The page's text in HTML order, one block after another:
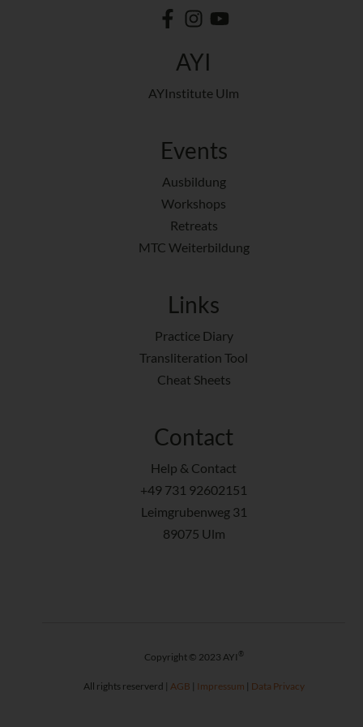
AYI
AYInstitute Ulm
Events
Ausbildung
Workshops
Retreats
MTC Weiterbildung
Links
Practice Diary
Transliteration Tool
Cheat Sheets
Contact
Help & Contact
+49 731 92602151
Leimgrubenweg 31
89075 Ulm
Copyright © 2023 AYI ®
All rights reserverd | AGB | Impressum | Data Privacy